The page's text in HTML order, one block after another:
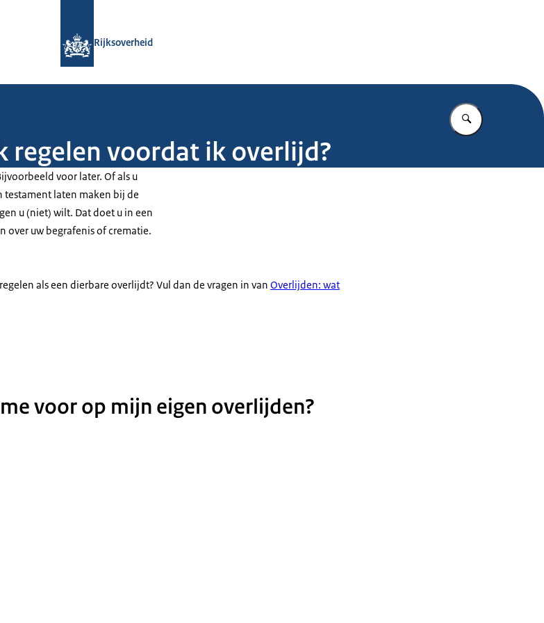
Rijksoverheid
Vul in wat u
regelen voordat ik overlijd?
voor later. Of als u
testament laten maken bij de
u (niet) wilt. Dat doet u in een
over uw begrafenis of crematie.
als een dierbare overlijdt? Vul dan de vragen in van Overlijden: wat
voor op mijn eigen overlijden?